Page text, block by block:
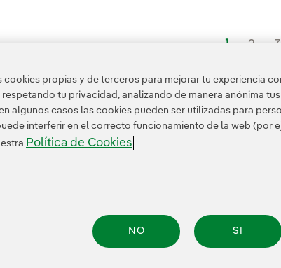
1 2 3
cookies propias y de terceros para mejorar tu experiencia
tu privacidad, analizando de manera anónima
algunos casos las cookies pueden ser utilizadas para
interferir en el correcto funcionamiento de la web (por
Política de Cookies
NO SI